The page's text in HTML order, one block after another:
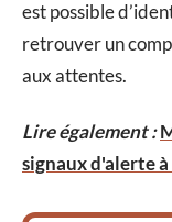
est possible
retrouver un
aux attentes.
Lire également :
signaux d'alerte